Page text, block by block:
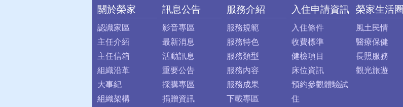
:::
關於榮家
認識家區
主任介紹
主任信箱
組織沿革
大事紀
組織架構
訊息公告
影音專區
最新消息
活動訊息
重要公告
採購專區
捐贈資訊
服務介紹
服務規範
服務特色
服務類型
服務內容
服務成果
下載專區
入住申請資訊
入住條件
收費標準
健檢項目
床位資訊
預約參觀體驗試
住
榮家生活圈
風土民情
醫療保健
長照服務
觀光旅遊